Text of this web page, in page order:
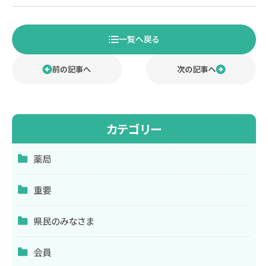
前の記事へ
一覧へ戻る
次の記事へ
カテゴリー
薬局
重要
県民のみなさま
会員